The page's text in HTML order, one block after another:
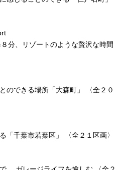
分、リゾートのような贅沢な時間
のできる場所「大森町」 〈全２０
「千葉市若葉区」 〈全２１区画〉